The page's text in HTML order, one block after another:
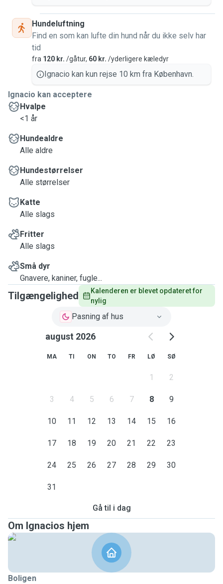
Hundeluftning
Find en som kan lufte din hund når du ikke selv har
tid
fra 120 kr. /gåtur, 60 kr. /yderligere kæledyr
Ignacio kan kun rejse 10 km fra København.
Ignacio kan acceptere
Hvalpe
<1 år
Hundealdre
Alle aldre
Hundestørrelser
Alle størrelser
Katte
Alle slags
Fritter
Alle slags
Små dyr
Gnavere, kaniner, fugle...
Tilgængelighed
Kalenderen er blevet opdateret for
nylig
Pasning af hus
august 2026
MA TI ON TO FR LØ SØ
1 2
3 4 5 6 7 8 9
10 11 12 13 14 15 16
17 18 19 20 21 22 23
24 25 26 27 28 29 30
31
Gå til i dag
Om Ignacios hjem
Boligen